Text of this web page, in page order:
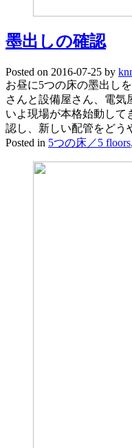
墨出しの確認
Posted on 2016-07-25 by
お昼に5つの床の墨出し
さんと設備屋さん、電気
いよ現場が本格始動して
認し、新しい配管をどう
Posted in 5つの床／5 floors,